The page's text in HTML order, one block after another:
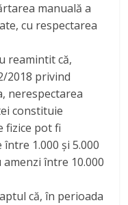
manuală a
cu respectarea
reamintit că,
2018 privind
nerespectarea
constituie
fizice pot fi
1.000 și 5.000
între 10.000
că, în perioada